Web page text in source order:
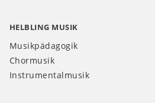
HELBLING MUSIK
Musikpädagogik
Chormusik
Instrumentalmusik